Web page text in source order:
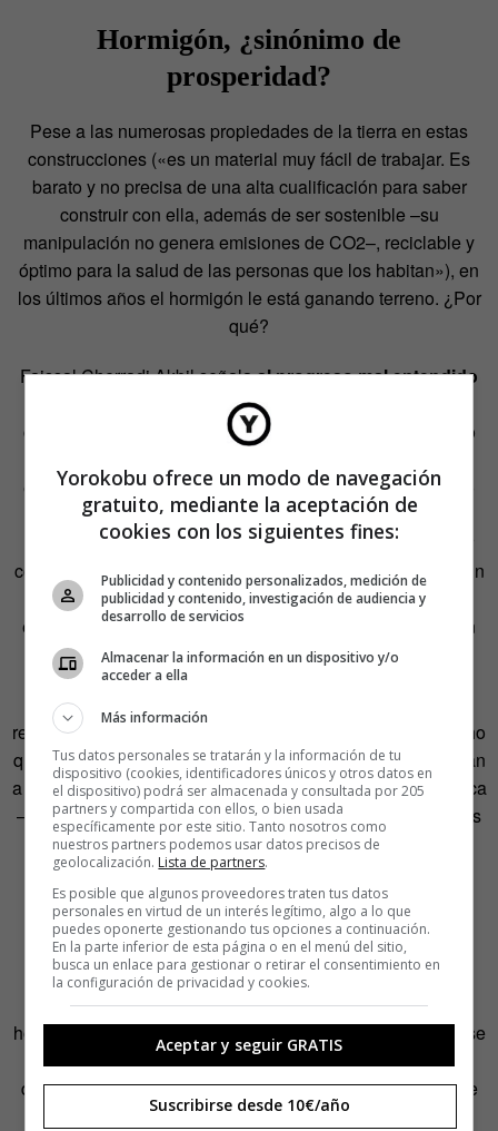
Hormigón, ¿sinónimo de
prosperidad?
Pese a las numerosas propiedades de la tierra en estas
construcciones («es un material muy fácil de trabajar. Es
barato y no precisa de una alta cualificación para saber
construir con ella, además de ser sostenible –su
manipulación no genera emisiones de CO2–, reciclable y
óptimo para la salud de las personas que los habitan»), en
los últimos años el hormigón le está ganando terreno. ¿Por
qué?
Faissal Cherradi Akbil señalaal progreso mal entendido
. «Algunas familias de la zona
comienzan a construir su casa con hormigón como reflejo
entonación evidentemente dubitativa. «Estamos en pleno
siglo XXI; ahora ¿quién les explica que la casa de sus
padres o sus abuelos era mejor?», añadía para apostillar
con una paradoja: «Mientras ellos ven el hormigón como un
símbolo de prosperidad, son los ricos americanos y
europeos los que ahora se están dando cuenta de que en
las casas bioclimáticas se vive mejor».
Para Carmen Moreno, el continuo mantenimiento que
requiere las construcciones con tierra también tienen mucho
que ver en este cambio de tendencia. «Cuando no se llevan
a cabo ciertas labores de conservación de manera periódica
–como, por ejemplo, la renovación del recubrimiento de las
fachadas tras una gran lluvia–, la edificación se ve
afectada». Con el uso del hormigón «se prioriza la
inmediatez y la no necesidad de mantenimiento ante la
calidad constructiva y de habitabilidad».
La falta de aislamiento térmico es uno de los principales
problemas de las nuevas viviendas: «Con el bloque de
hormigón no se coloca ningún tipo de material aislante ni se
revisten las fachadas. El pésimo comportamiento térmico
del material provoca que las temperaturas en el interior de
las viviendas sean mucho mayores que en las viviendas
Yorokobu ofrece un modo de navegación
gratuito, mediante la aceptación de
cookies con los siguientes fines:
Publicidad y contenido personalizados, medición de
publicidad y contenido, investigación de audiencia y
desarrollo de servicios
Almacenar la información en un dispositivo y/o
acceder a ella
Más información
Tus datos personales se tratarán y la información de tu
dispositivo (cookies, identificadores únicos y otros datos en
el dispositivo) podrá ser almacenada y consultada por 205
partners y compartida con ellos, o bien usada
específicamente por este sitio. Tanto nosotros como
nuestros partners podemos usar datos precisos de
geolocalización. Lista de partners.
Es posible que algunos proveedores traten tus datos
personales en virtud de un interés legítimo, algo a lo que
puedes oponerte gestionando tus opciones a continuación.
En la parte inferior de esta página o en el menú del sitio,
busca un enlace para gestionar o retirar el consentimiento en
la configuración de privacidad y cookies.
Aceptar y seguir GRATIS
Suscribirse desde 10€/año